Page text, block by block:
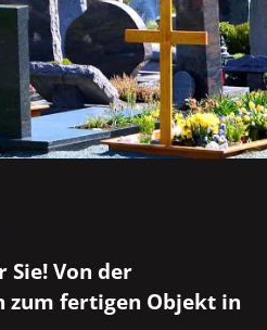
Sie! Von der
zum fertigen Objekt in